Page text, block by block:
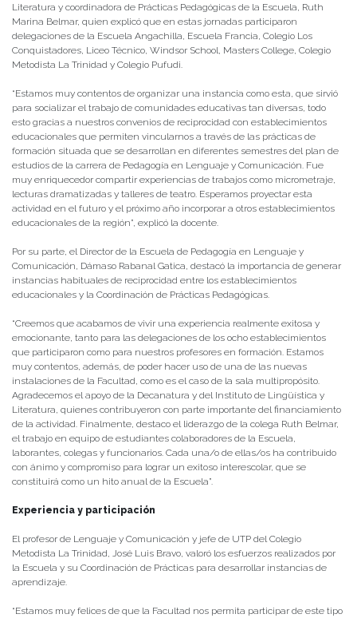
Literatura y coordinadora de Prácticas Pedagógicas de la Escuela, Ruth
Marina Belmar, quien explicó que en estas jornadas participaron
delegaciones de la Escuela Angachilla, Escuela Francia, Colegio Los
Conquistadores, Liceo Técnico, Windsor School, Masters College, Colegio
Metodista La Trinidad y Colegio Pufudi.
“Estamos muy contentos de organizar una instancia como esta, que sirvió
para socializar el trabajo de comunidades educativas tan diversas, todo
esto gracias a nuestros convenios de reciprocidad con establecimientos
educacionales que permiten vincularnos a través de las prácticas de
formación situada que se desarrollan en diferentes semestres del plan de
estudios de la carrera de Pedagogía en Lenguaje y Comunicación. Fue
muy enriquecedor compartir experiencias de trabajos como micrometraje,
lecturas dramatizadas y talleres de teatro. Esperamos proyectar esta
actividad en el futuro y el próximo año incorporar a otros establecimientos
educacionales de la región”, explicó la docente.
Por su parte, el Director de la Escuela de Pedagogía en Lenguaje y
Comunicación, Dámaso Rabanal Gatica, destacó la importancia de generar
instancias habituales de reciprocidad entre los establecimientos
educacionales y la Coordinación de Prácticas Pedagógicas.
“Creemos que acabamos de vivir una experiencia realmente exitosa y
emocionante, tanto para las delegaciones de los ocho establecimientos
que participaron como para nuestros profesores en formación. Estamos
muy contentos, además, de poder hacer uso de una de las nuevas
instalaciones de la Facultad, como es el caso de la sala multipropósito.
Agradecemos el apoyo de la Decanatura y del Instituto de Lingüística y
Literatura, quienes contribuyeron con parte importante del financiamiento
de la actividad. Finalmente, destaco el liderazgo de la colega Ruth Belmar,
el trabajo en equipo de estudiantes colaboradores de la Escuela,
laborantes, colegas y funcionarios. Cada una/o de ellas/os ha contribuido
con ánimo y compromiso para lograr un exitoso interescolar, que se
constituirá como un hito anual de la Escuela”.
Experiencia y participación
El profesor de Lenguaje y Comunicación y jefe de UTP del Colegio
Metodista La Trinidad, José Luis Bravo, valoró los esfuerzos realizados por
la Escuela y su Coordinación de Prácticas para desarrollar instancias de
aprendizaje.
“Estamos muy felices de que la Facultad nos permita participar de este tipo